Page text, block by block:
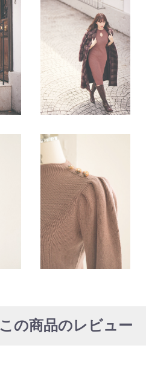
この商品のレビュー